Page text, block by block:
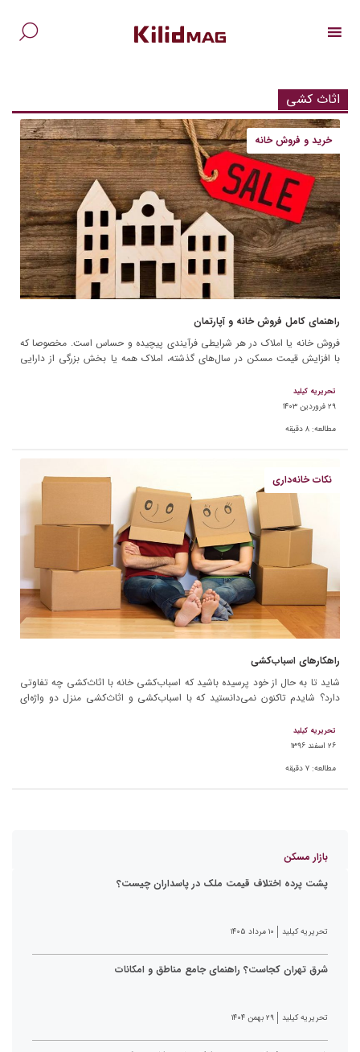
اثاث کشی
خرید و فروش خانه
راهنمای کامل فروش خانه و آپارتمان
فروش خانه یا املاک در هر شرایطی فرآیندی پیچیده و حساس است. مخصوصا که
با افزایش قیمت مسکن در سال‌های گذشته، املاک همه یا بخش بزرگی از دارایی
تحریریه کیلید
۲۹ فروردین ۱۴۰۳
مطالعه: ۸ دقیقه
نکات خانه‌داری
راهکارهای اسباب‌کشی
شاید تا به حال از خود پرسیده باشید که اسباب‌کشی خانه با اثاث‌کشی چه تفاوتی
دارد؟ شایدم تاکنون نمی‌دانستید که با اسباب‌کشی و اثاث‌کشی منزل دو واژه‌ای
تحریریه کیلید
۲۶ اسفند ۱۳۹۶
مطالعه: ۷ دقیقه
بازار مسکن
پشت پرده اختلاف قیمت ملک در پاسداران چیست؟
تحریریه کیلید ۱۰ مرداد ۱۴۰۵
شرق تهران کجاست؟ راهنمای جامع مناطق و امکانات
تحریریه کیلید ۲۹ بهمن ۱۴۰۴